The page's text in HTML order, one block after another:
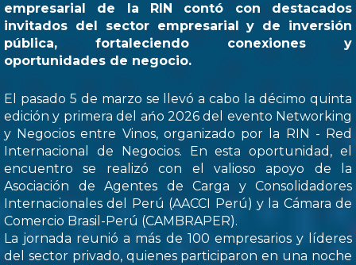
empresarial de la RIN contó con destacados
invitados del sector empresarial y de inversión
pública, fortaleciendo conexiones y
oportunidades de negocio.
El pasado 5 de marzo se llevó a cabo la décimo quinta
edición y primera del ańo 2026 del evento Networking
y Negocios entre Vinos, organizado por la RIN - Red
Internacional de Negocios. En esta oportunidad, el
encuentro se realizó con el valioso apoyo de la
Asociación de Agentes de Carga y Consolidadores
Internacionales del Perú (AACCI Perú) y la Cámara de
Comercio Brasil-Perú (CAMBRAPER).
La jornada reunió a más de 100 empresarios y líderes
del sector privado, quienes participaron en una noche